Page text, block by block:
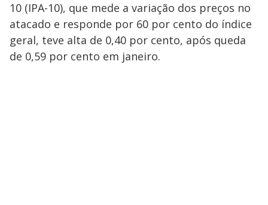
10 (IPA-10), que mede a variação dos preços no
atacado e responde por 60 por cento do índice
geral, teve alta de 0,40 por cento, após queda
de 0,59 por cento em janeiro.